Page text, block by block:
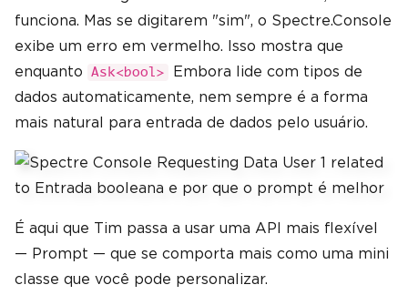
funciona. Mas se digitarem "sim", o Spectre.Console
exibe um erro em vermelho. Isso mostra que
enquanto
Ask<bool>
Embora lide com tipos de
dados automaticamente, nem sempre é a forma
mais natural para entrada de dados pelo usuário.
É aqui que Tim passa a usar uma API mais flexível
— Prompt — que se comporta mais como uma mini
classe que você pode personalizar.